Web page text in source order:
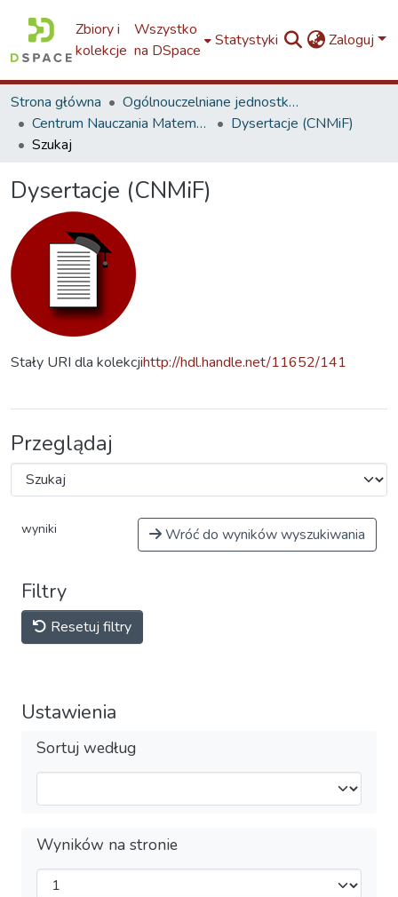
Zbiory i
kolekcje
Wszystko
na DSpace
Statystyki Zaloguj
Strona główna
Ogólnouczelniane jednostki organizacyjne i inne PŁ / Other TUL Units
Centrum Nauczania Matematyki i Fizyki
Dysertacje (CNMiF)
Szukaj
Dysertacje (CNMiF)
Stały URI dla kolekcjihttp://hdl.handle.net/11652/141
Przeglądaj
wyniki Wróć do wyników wyszukiwania
Filtry
Resetuj filtry
Ustawienia
Sortuj według
Wyników na stronie